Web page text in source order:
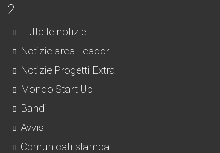
Tutte le notizie
Notizie area Leader
Notizie Progetti Extra
Mondo Start Up
Bandi
Avvisi
Comunicati stampa